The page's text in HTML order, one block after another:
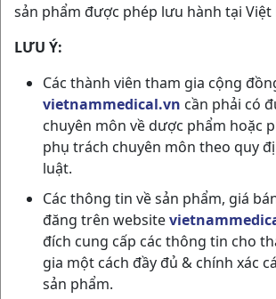
sản phẩm được phép lưu hành tại Việt
LƯU Ý:
Các thành viên tham gia cộng
vietnammedical.vn cần phải có
chuyên môn về dược phẩm hoặc
phụ trách chuyên môn theo quy
luật.
Các thông tin về sản phẩm, giá
đăng trên website
đích cung cấp các thông tin cho
gia một cách đầy đủ & chính xác
sản phẩm.